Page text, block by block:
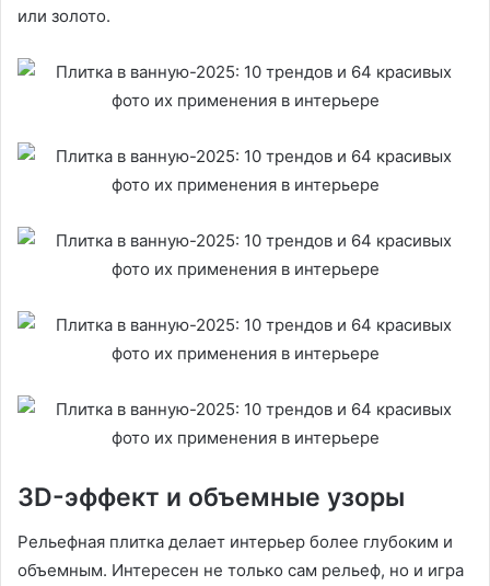
или золото.
3D-эффект и объемные узоры
Рельефная плитка делает интерьер более глубоким и
объемным. Интересен не только сам рельеф, но и игра